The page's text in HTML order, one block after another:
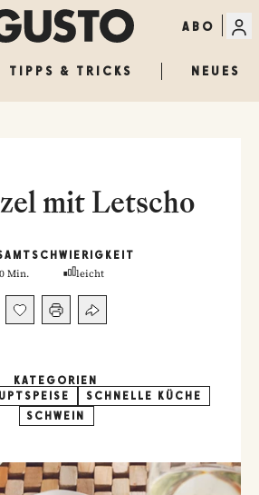
ABO
TIPPS & TRICKS NEUES
mit Letscho
Min.
SCHWIERIGKEIT
leicht
KATEGORIEN
SCHNELLE KÜCHE
SCHWEIN